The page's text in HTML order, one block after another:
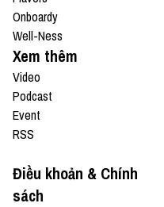
Onboardy
Well-Ness
Xem thêm
Video
Podcast
Event
RSS
Điều khoản & Chính
sách